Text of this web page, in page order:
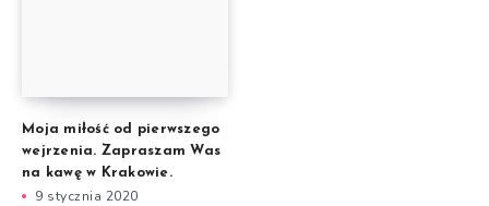
Moja miłość od pierwszego
wejrzenia. Zapraszam Was
na kawę w Krakowie.
9 stycznia 2020